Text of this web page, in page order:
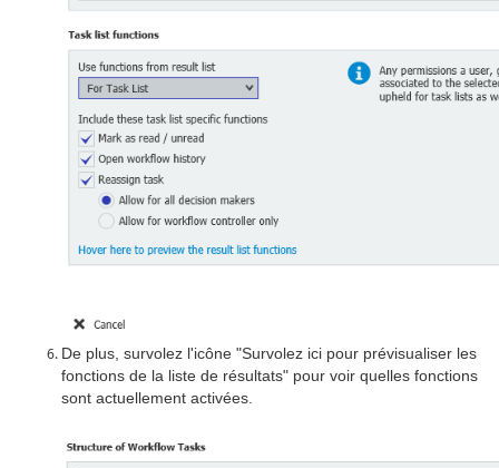
De plus, survolez l'icône "Survolez ici pour prévisualiser les
fonctions de la liste de résultats" pour voir quelles fonctions
sont actuellement activées.